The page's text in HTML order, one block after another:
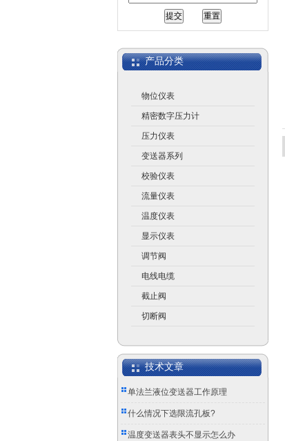
产品分类
物位仪表
精密数字压力计
压力仪表
变送器系列
校验仪表
流量仪表
温度仪表
显示仪表
调节阀
电线电缆
截止阀
切断阀
技术文章
单法兰液位变送器工作原理
什么情况下选限流孔板?
温度变送器表头不显示怎么办